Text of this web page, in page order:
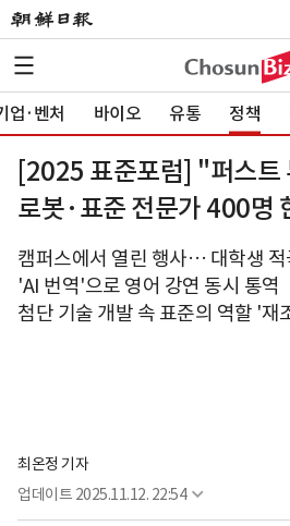
업·벤처 바이오 유통 정책
[2025 표준포럼] "퍼스
로봇·표준 전문가 400명
캠퍼스에서 열린 행사… 대학생 적
'AI 번역'으로 영어 강연 동시 통역
첨단 기술 개발 속 표준의 역할 '재
최온정 기자
업데이트 2025.11.12. 22:54